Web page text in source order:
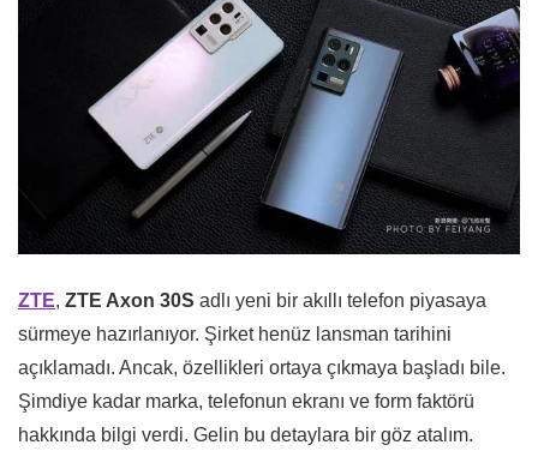
ZTE, ZTE Axon 30S adlı yeni bir akıllı telefon piyasaya
sürmeye hazırlanıyor. Şirket henüz lansman tarihini
açıklamadı. Ancak, özellikleri ortaya çıkmaya başladı bile.
Şimdiye kadar marka, telefonun ekranı ve form faktörü
hakkında bilgi verdi. Gelin bu detaylara bir göz atalım.